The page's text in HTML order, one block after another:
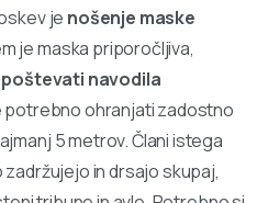
je nošenje maske
je maska priporočljiva,
navodila
potrebno ohranjati zadostno
5 metrov. Člani istega
in drsajo skupaj,